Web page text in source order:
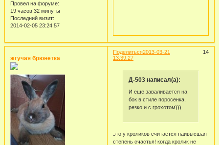
Провел на форуме:
19 часов 32 минуты
Последний визит:
2014-02-05 23:24:57
Поделиться 14
2013-03-21
13:39:27
жгучая брюнетка
Д-503 написал(а):
И еще заваливается на
бок в стиле поросенка,
резко и с грохотом))).
это у кроликов считается наивысшая
степень счастья! когда кролик не